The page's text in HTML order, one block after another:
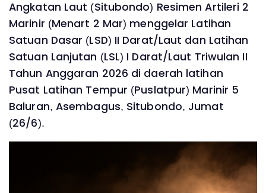
Angkatan Laut (Situbondo) Resimen Artileri 2
Marinir (Menart 2 Mar) menggelar Latihan
Satuan Dasar (LSD) II Darat/Laut dan Latihan
Satuan Lanjutan (LSL) I Darat/Laut Triwulan II
Tahun Anggaran 2026 di daerah latihan
Pusat Latihan Tempur (Puslatpur) Marinir 5
Baluran, Asembagus, Situbondo, Jumat
(26/6).